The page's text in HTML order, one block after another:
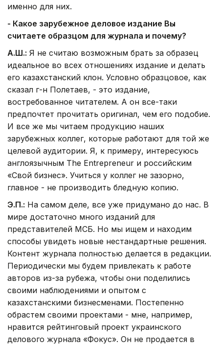
именно для них.
- Какое зарубежное деловое издание Вы
считаете образцом для журнала и почему?
А.Ш.: Я не считаю возможным брать за образец
идеальное во всех отношениях издание и делать
его казахстанский клон. Условно образцовое, как
сказал г-н Полетаев, - это издание,
востребованное читателем. А он все-таки
предпочтет прочитать оригинал, чем его подобие.
И все же мы читаем продукцию наших
зарубежных коллег, которые работают для той же
целевой аудитории. Я, к примеру, интересуюсь
англоязычным The Entrepreneur и российским
«Свой бизнес». Учиться у коллег не зазорно,
главное - не производить бледную копию.
Э.П.: На самом деле, все уже придумано до нас. В
мире достаточно много изданий для
представителей МСБ. Но мы ищем и находим
способы увидеть новые нестандартные решения.
Контент журнала полностью делается в редакции.
Периодически мы будем привлекать к работе
авторов из-за рубежа, чтобы они поделились
своими наблюдениями и опытом с
казахстанскими бизнесменами. Постепенно
обрастем своими проектами - мне, например,
нравится рейтинговый проект украинского
делового журнала «Фокус». Он не продается в